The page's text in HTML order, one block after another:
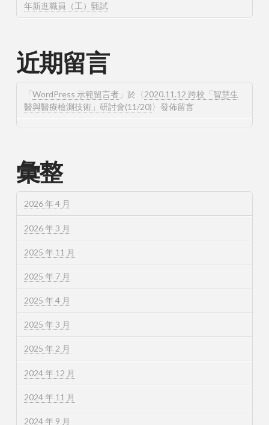
年新進職員（工）甄試
近期留言
「WordPress 示範留言者」於〈2020.11.12 跨校「智慧生
醫與醫療檢測技術」研討會(11/20)〉發佈留言
彙整
2026 年 4 月
2026 年 3 月
2025 年 11 月
2025 年 7 月
2025 年 4 月
2025 年 3 月
2025 年 2 月
2024 年 12 月
2024 年 11 月
2024 年 9 月